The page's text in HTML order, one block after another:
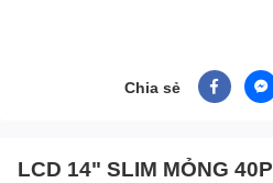
Chia sẻ
LCD 14" SLIM MỎNG 40P